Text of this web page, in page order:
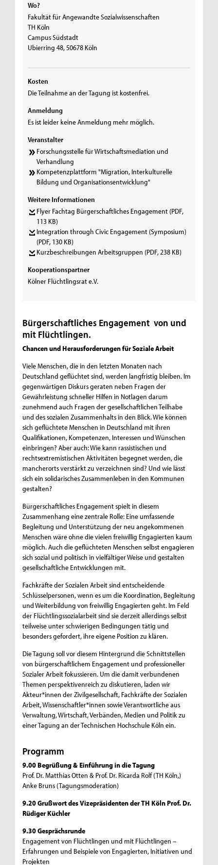
Wo?
Fakultät für Angewandte Sozialwissenschaften
TH Köln
Campus Südstadt
Ubierring 48, 50678 Köln
Kosten
Die Teilnahme an der Tagung ist kostenfrei.
Anmeldung
Es ist leider keine Anmeldung mehr möglich.
Veranstalter
Forschungsstelle für Wirtschaftsmediation und
Verhandlung
Kompetenzplattform "Migration, Interkulturelle
Bildung und Organisationsentwicklung"
Weitere Informationen
Flyer Fachtag Bürgerschaftliches Engagement (PDF,
113 KB)
Integration through Civic Engagement (Symposium)
(PDF, 130 KB)
Kurzbeschreibungen Arbeitsgruppen (PDF, 238 KB)
Kooperationspartner
Kölner Flüchtlingsrat e.V.
Bürgerschaftliches Engagement von und
mit Flüchtlingen.
Chancen und Herausforderungen für Soziale Arbeit
Viele Menschen, die in den letzten Monaten nach
Deutschland geflüchtet sind, werden langfristig bleiben. Im
gegenwärtigen Diskurs geraten neben Fragen der
Gewährleistung schneller Hilfen in Notlagen darum
zunehmend auch Fragen der gesellschaftlichen Teilhabe
und des sozialen Zusammenhalts in den Blick. Wie können
sich geflüchtete Menschen in Deutschland mit ihren
Qualifikationen, Kompetenzen, Interessen und Wünschen
einbringen? Aber auch: Wie kann rassistischen und
rechtsextremistischen Aktivitäten begegnet werden, die
mancherorts verstärkt zu verzeichnen sind? Und wie lässt
sich ein solidarisches Zusammenleben in den Kommunen
gestalten?
Bürgerschaftliches Engagement spielt in diesem
Zusammenhang eine zentrale Rolle: Eine umfassende
Begleitung und Unterstützung der neu angekommenen
Menschen wäre ohne die vielen freiwillig Engagierten kaum
möglich. Auch die geflüchteten Menschen selbst engagieren
sich sozial und politisch in vielfältiger Weise und gestalten
gesellschaftliche Entwicklungen mit.
Fachkräfte der Sozialen Arbeit sind entscheidende
Schlüsselpersonen, wenn es um die Koordination, Begleitung
und Weiterbildung von freiwillig Engagierten geht. Im Feld
der Flüchtlingssozialarbeit sind sie derzeit allerdings selbst
teilweise unter schwierigen Bedingungen tätig und
besonders gefordert, ihre eigene Position zu klären.
Die Tagung soll vor diesem Hintergrund die Schnittstellen
von bürgerschaftlichem Engagement und professioneller
Sozialer Arbeit fokussieren. Um die damit verbundenen
Themen perspektivenreich zu diskutieren, laden wir
Akteur*innen der Zivilgesellschaft, Fachkräfte der Sozialen
Arbeit, Wissenschaftler*innen sowie Verantwortliche aus
Verwaltung, Wirtschaft, Verbänden, Medien und Politik zu
einer Tagung an der Technischen Hochschule Köln ein.
Programm
9.00 Begrüßung & Einführung in die Tagung
Prof. Dr. Matthias Otten & Prof. Dr. Ricarda Rolf (TH Köln,)
Anke Bruns (Tagungsmoderation)
9.20Grußwort des Vizepräsidenten der TH Köln Prof. Dr.
Rüdiger Küchler
9.30 Gesprächsrunde
Engagement von Flüchtlingen und mit Flüchtlingen –
Erfahrungen und Beispiele von Engagierten, Initiativen und
Projekten